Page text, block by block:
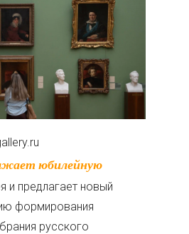
и предлагает новый
формирования
русского